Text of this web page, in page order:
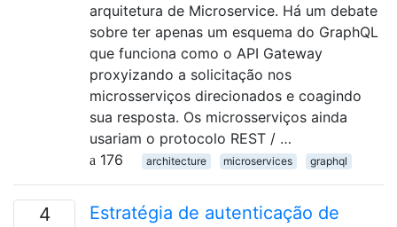
arquitetura de Microservice. Há um debate
sobre ter apenas um esquema do GraphQL
que funciona como o API Gateway
proxyizando a solicitação nos
microsserviços direcionados e coagindo
sua resposta. Os microsserviços ainda
usariam o protocolo REST / …
176
architecture microservices graphql
4
Estratégia de autenticação de